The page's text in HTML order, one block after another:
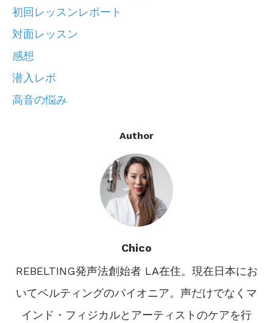
初回レッスンレポート
対面レッスン
感想
潜入レポ
高音の悩み
Author
Chico
REBELTING発声法創始者 LA在住。現在日本にお
いてベルティングのパイオニア。声だけでなくマ
インド・フィジカルとアーティストのケアを行